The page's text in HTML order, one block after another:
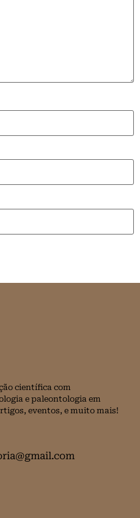
científica com
e paleontologia em
eventos, e muito mais!